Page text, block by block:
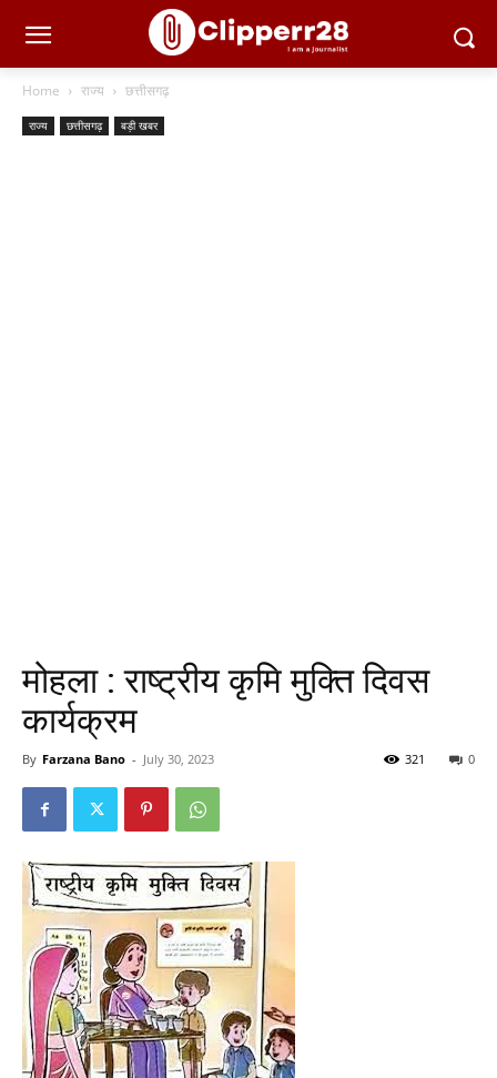
Home राज्य छत्तीसगढ़
राज्य छत्तीसगढ़ बड़ी खबर
मोहला : राष्ट्रीय कृमि मुक्ति दिवस
कार्यक्रम
By Farzana Bano - July 30, 2023 0
321